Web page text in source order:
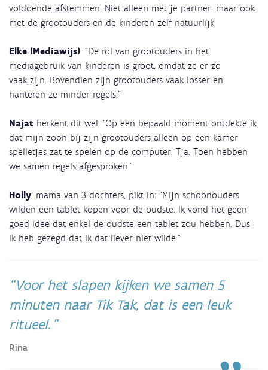
voldoende afstemmen. Niet alleen met je partner, maar ook
met de grootouders en de kinderen zelf natuurlijk.
Elke (Mediawijs): “De rol van grootouders in het
mediagebruik van kinderen is groot, omdat ze er zo
vaak zijn. Bovendien zijn grootouders vaak losser en
hanteren ze minder regels.”
Najat herkent dit wel: “Op een bepaald moment ontdekte ik
dat mijn zoon bij zijn grootouders alleen op een kamer
spelletjes zat te spelen op de computer. Tja. Toen hebben
we samen regels afgesproken.”
Holly , mama van 3 dochters, pikt in: “Mijn schoonouders
wilden een tablet kopen voor de oudste. Ik vond het geen
goed idee dat enkel de oudste een tablet zou hebben. Dus
ik heb gezegd dat ik dat liever niet wilde.”
Voor het slapen kijken we samen 5
minuten naar Tik Tak, dat is een leuk
ritueel.
Rina